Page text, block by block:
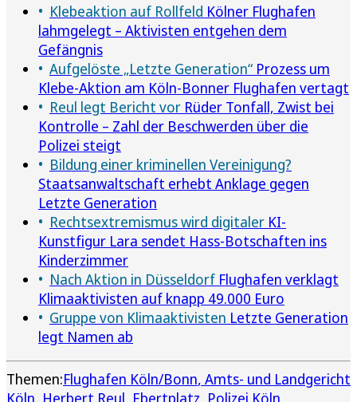
Klebeaktion auf Rollfeld Kölner Flughafen
lahmgelegt – Aktivisten entgehen dem
Gefängnis
Aufgelöste „Letzte Generation“ Prozess um
Klebe-Aktion am Köln-Bonner Flughafen vertagt
Reul legt Bericht vor Rüder Tonfall, Zwist bei
Kontrolle – Zahl der Beschwerden über die
Polizei steigt
Bildung einer kriminellen Vereinigung?
Staatsanwaltschaft erhebt Anklage gegen
Letzte Generation
Rechtsextremismus wird digitaler KI-
Kunstfigur Lara sendet Hass-Botschaften ins
Kinderzimmer
Nach Aktion in Düsseldorf Flughafen verklagt
Klimaaktivisten auf knapp 49.000 Euro
Gruppe von Klimaaktivisten Letzte Generation
legt Namen ab
Themen:Flughafen Köln/Bonn Amts- und Landgericht
Köln Herbert Reul Ebertplatz Polizei Köln